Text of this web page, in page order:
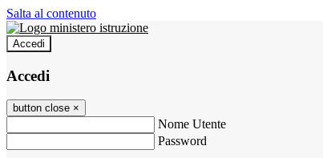
Salta al contenuto
Accedi
Accedi
button close ×
Nome Utente
Password